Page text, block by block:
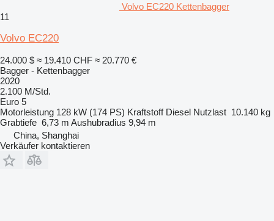
Volvo EC220 Kettenbagger
11
Volvo EC220
24.000 $ ≈ 19.410 CHF ≈ 20.770 €
Bagger - Kettenbagger
2020
2.100 M/Std.
Euro 5
Motorleistung 128 kW (174 PS) Kraftstoff Diesel Nutzlast 10.140 kg
Grabtiefe 6,73 m Aushubradius 9,94 m
China, Shanghai
Verkäufer kontaktieren